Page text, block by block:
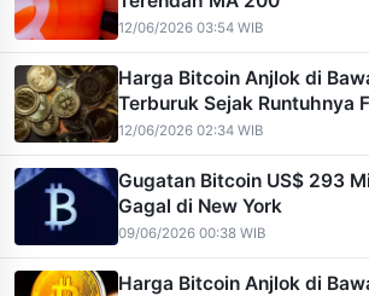
12/06/2026 03:54 WIB
Harga Bitcoin Anjlok di
Terburuk Sejak Runtuhnya
12/06/2026 02:34 WIB
Gugatan Bitcoin US$ 293
Gagal di New York
09/06/2026 00:38 WIB
Harga Bitcoin Anjlok di